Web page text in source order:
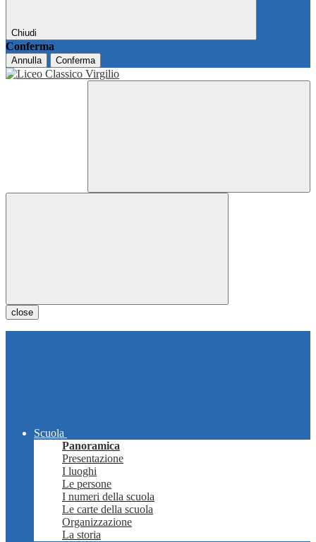
Chiudi
Conferma
Annulla Conferma
close
Scuola
Panoramica
Presentazione
I luoghi
Le persone
I numeri della scuola
Le carte della scuola
Organizzazione
La storia